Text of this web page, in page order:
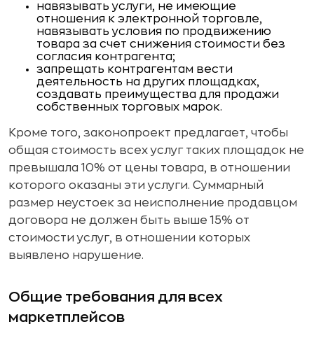
навязывать услуги, не имеющие
отношения к электронной торговле,
навязывать условия по продвижению
товара за счет снижения стоимости без
согласия контрагента;
запрещать контрагентам вести
деятельность на других площадках,
создавать преимущества для продажи
собственных торговых марок.
Кроме того, законопроект предлагает, чтобы
общая стоимость всех услуг таких площадок не
превышала 10% от цены товара, в отношении
которого оказаны эти услуги. Суммарный
размер неустоек за неисполнение продавцом
договора не должен быть выше 15% от
стоимости услуг, в отношении которых
выявлено нарушение.
Общие требования для всех
маркетплейсов